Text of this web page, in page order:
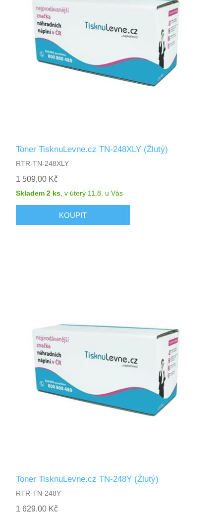
Toner TisknuLevne.cz TN-248XLY (Žlutý)
RTR-TN-248XLY
1 509,00 Kč
Skladem 2 ks,v úterý 11.8. u Vás
Toner TisknuLevne.cz TN-248Y (Žlutý)
RTR-TN-248Y
1 629,00 Kč